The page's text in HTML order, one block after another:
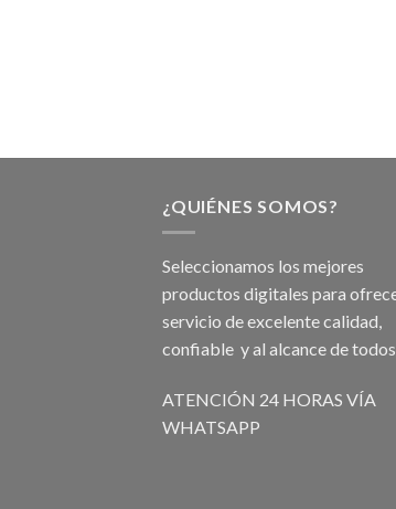
¿QUIÉNES SOMOS?
Seleccionamos los mejores
productos digitales para
servicio de excelente calidad,
confiable y al alcance de todos
ATENCIÓN 24 HORAS VÍA
WHATSAPP